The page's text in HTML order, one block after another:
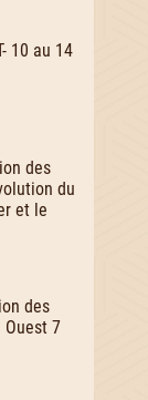
10 au 14
des
du
et le
des
Ouest 7